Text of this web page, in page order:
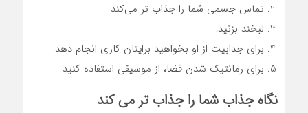
تماس جسمی شما را جذاب تر می‌کند
لبخند بزنید!
برای جذابیت از او بخواهید برایتان کاری انجام دهد
برای رمانتیک شدن فضا، از موسیقی استفاده کنید
نگاه جذاب شما را جذاب تر می کند